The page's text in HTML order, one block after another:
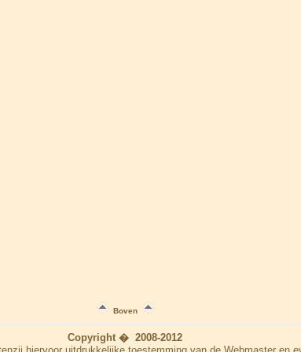
Boven
Copyright � 2008-2012